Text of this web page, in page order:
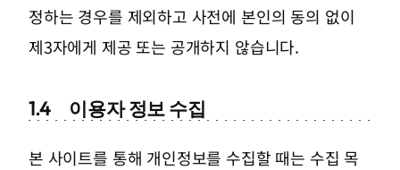
정하는 경우를 제외하고 사전에 본인의 동의 없이
제3자에게 제공 또는 공개하지 않습니다.
1.4 이용자 정보 수집
본 사이트를 통해 개인정보를 수집할 때는 수집 목